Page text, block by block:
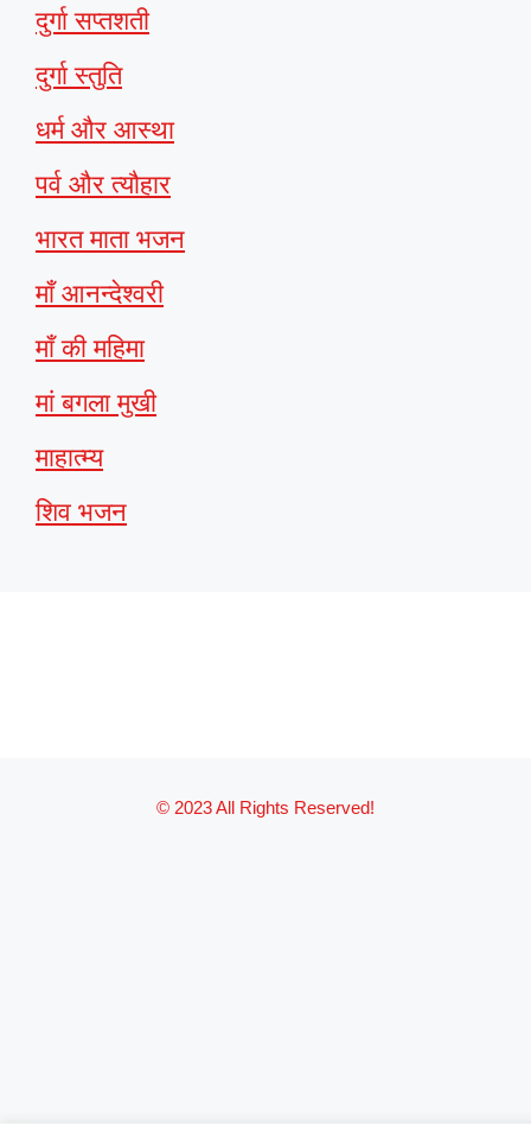
दुर्गा सप्तशती
दुर्गा स्तुति
धर्म और आस्था
पर्व और त्यौहार
भारत माता भजन
माँ आनन्देश्वरी
माँ की महिमा
मां बगला मुखी
माहात्म्य
शिव भजन
© 2023 All Rights Reserved!